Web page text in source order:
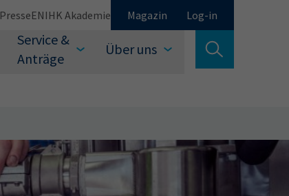
Service &
Anträge
Über uns
PresseEN IHK Akademie Magazin Log-in
Suche verlassen